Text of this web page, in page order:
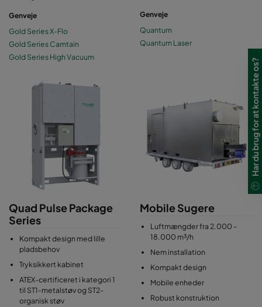
Genveje
Gold Series X-Flo
Gold Series Camtain
Gold Series High Vacuum
Genveje
Quantum
Quantum Laser
Quad Pulse Package
Series
Kompakt design med lille
pladsbehov
Tryksikkert kabinet
ATEX-certificeret i kategori 1
til ST1-metalstøv og ST2-
organisk støv
Mobile Sugere
Luftmængder fra 2.000 -
18.000 m³/h
Nem installation
Kompakt design
Mobile enheder
Robust konstruktion
Har du brug for at kontakte os?